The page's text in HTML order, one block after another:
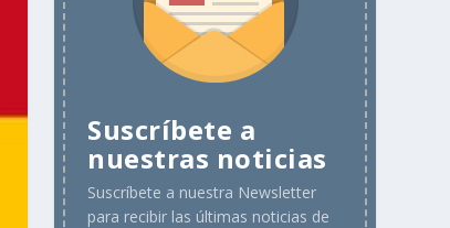
Suscríbete a
nuestras noticias
Suscríbete a nuestra Newsletter
para recibir las últimas noticias de